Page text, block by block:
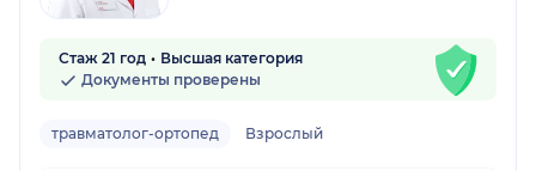
Стаж 21 год
Высшая категория
Документы проверены
травматолог-ортопед Взрослый